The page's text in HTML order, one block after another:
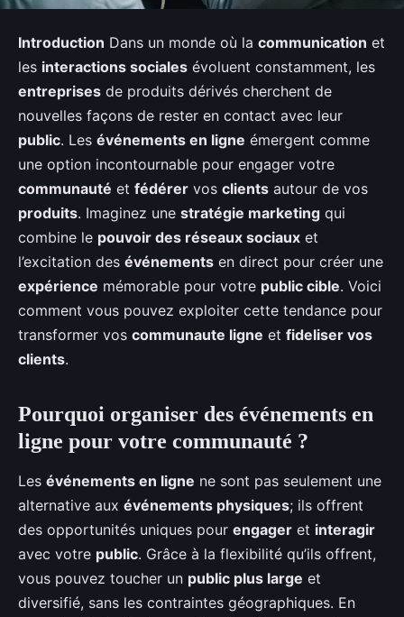
Introduction Dans un monde où la communication et
les interactions sociales évoluent constamment, les
entreprises de produits dérivés cherchent de
nouvelles façons de rester en contact avec leur
public. Les événements en ligne émergent comme
une option incontournable pour engager votre
communauté et fédérer vos clients autour de vos
produits. Imaginez une stratégie marketing qui
combine le pouvoir des réseaux sociaux et
l’excitation des événements en direct pour créer une
expérience mémorable pour votre public cible. Voici
comment vous pouvez exploiter cette tendance pour
transformer vos communaute ligne et fideliser vos
clients.
Pourquoi organiser des événements en
ligne pour votre communauté ?
Les événements en ligne ne sont pas seulement une
alternative aux événements physiques; ils offrent
des opportunités uniques pour engager et interagir
avec votre public. Grâce à la flexibilité qu’ils offrent,
vous pouvez toucher un public plus large et
diversifié, sans les contraintes géographiques. En